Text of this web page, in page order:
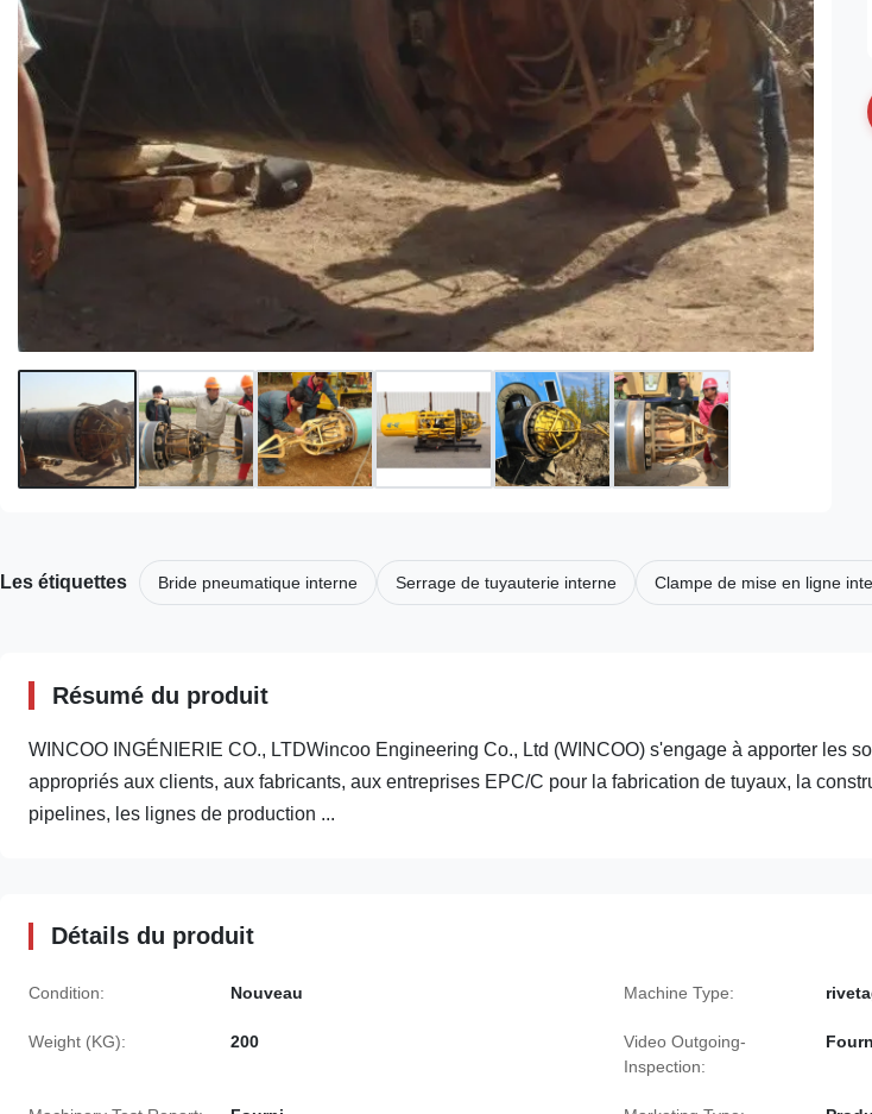
Les étiquettes Bride pneumatique interne Serrage de tuyauterie interne Clampe de mise en ligne
Résumé du produit
WINCOO INGÉNIERIE CO., LTDWincoo Engineering Co., Ltd (WINCOO) s'engage à apporter les
appropriés aux clients, aux fabricants, aux entreprises EPC/C pour la fabrication de tuyaux, la
pipelines, les lignes de production ...
Détails du produit
Condition: Nouveau Machine Type:
Weight (KG): 200
Video Outgoing-
Inspection: